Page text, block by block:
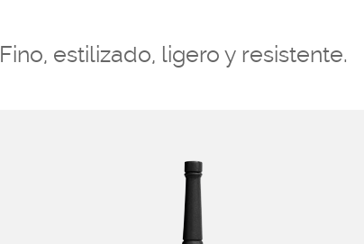
Fino, estilizado, ligero y resistente.